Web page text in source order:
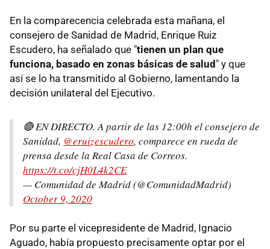
En la comparecencia celebrada esta mañana, el
consejero de Sanidad de Madrid, Enrique Ruiz
Escudero, ha señalado que "tienen un plan que
funciona, basado en zonas básicas de salud" y que
así se lo ha transmitido al Gobierno, lamentando la
decisión unilateral del Ejecutivo.
🔴 EN DIRECTO. A partir de las 12:00h el consejero de
Sanidad, @eruizescudero, comparece en rueda de
prensa desde la Real Casa de Correos.
https://t.co/cjH0L4k2CE
— Comunidad de Madrid (@ComunidadMadrid)
October 9, 2020
Por su parte el vicepresidente de Madrid, Ignacio
Aguado, había propuesto precisamente optar por el